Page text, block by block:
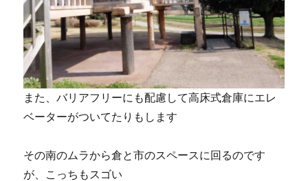
また、バリアフリーにも配慮して高床式倉庫にエレ
ベーターがついてたりもします
その南のムラから倉と市のスペースに回るのです
が、こっちもスゴい